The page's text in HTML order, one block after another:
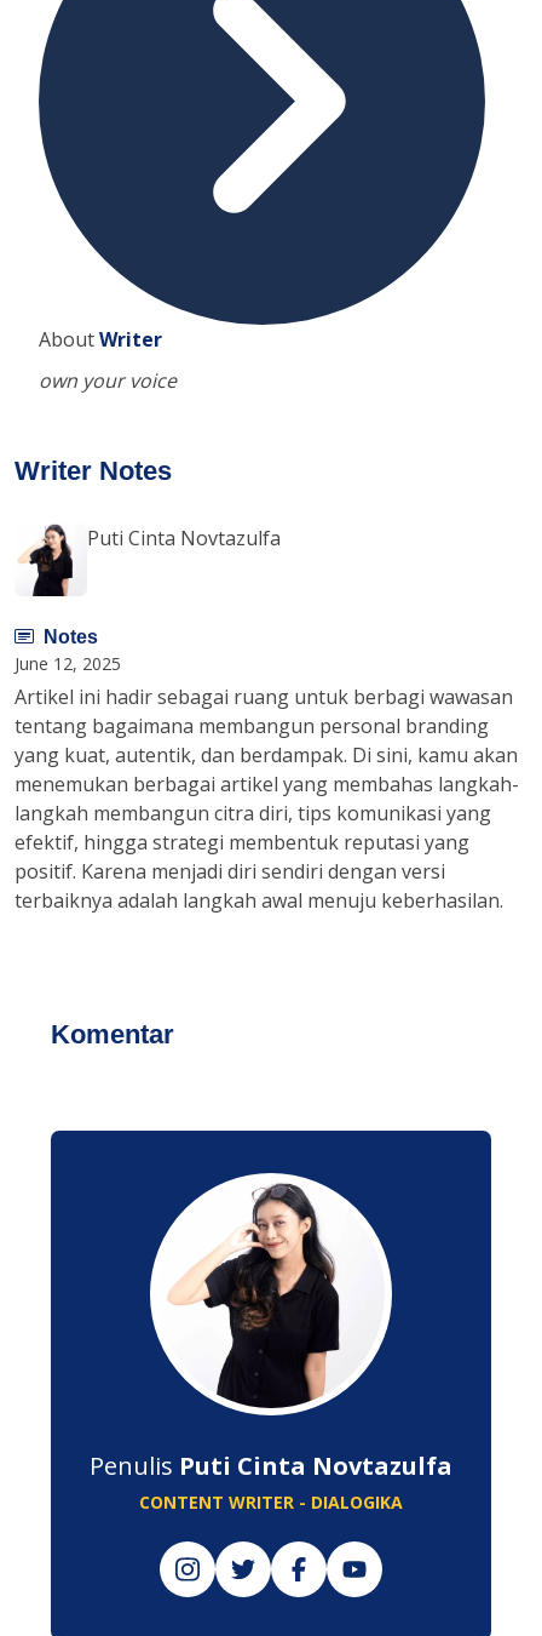
AboutWriter
own your voice
Writer Notes
Puti Cinta Novtazulfa
Notes
June 12, 2025
Artikel ini hadir sebagai ruang untuk berbagi wawasan
tentang bagaimana membangun personal branding
yang kuat, autentik, dan berdampak. Di sini, kamu akan
menemukan berbagai artikel yang membahas langkah-
langkah membangun citra diri, tips komunikasi yang
efektif, hingga strategi membentuk reputasi yang
positif. Karena menjadi diri sendiri dengan versi
terbaiknya adalah langkah awal menuju keberhasilan.
Komentar
Penulis Puti Cinta Novtazulfa
CONTENT WRITER - DIALOGIKA